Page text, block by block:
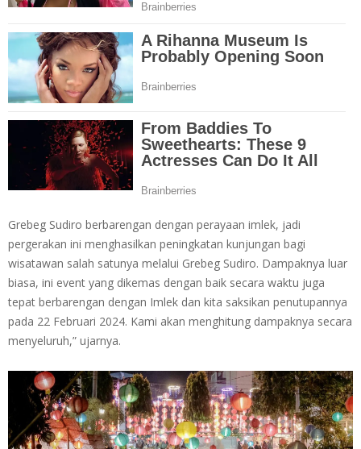
Grebeg Sudiro berbarengan dengan perayaan imlek, jadi
pergerakan ini menghasilkan peningkatan kunjungan bagi
wisatawan salah satunya melalui Grebeg Sudiro. Dampaknya luar
biasa, ini event yang dikemas dengan baik secara waktu juga
tepat berbarengan dengan Imlek dan kita saksikan penutupannya
pada 22 Februari 2024. Kami akan menghitung dampaknya secara
menyeluruh,” ujarnya.